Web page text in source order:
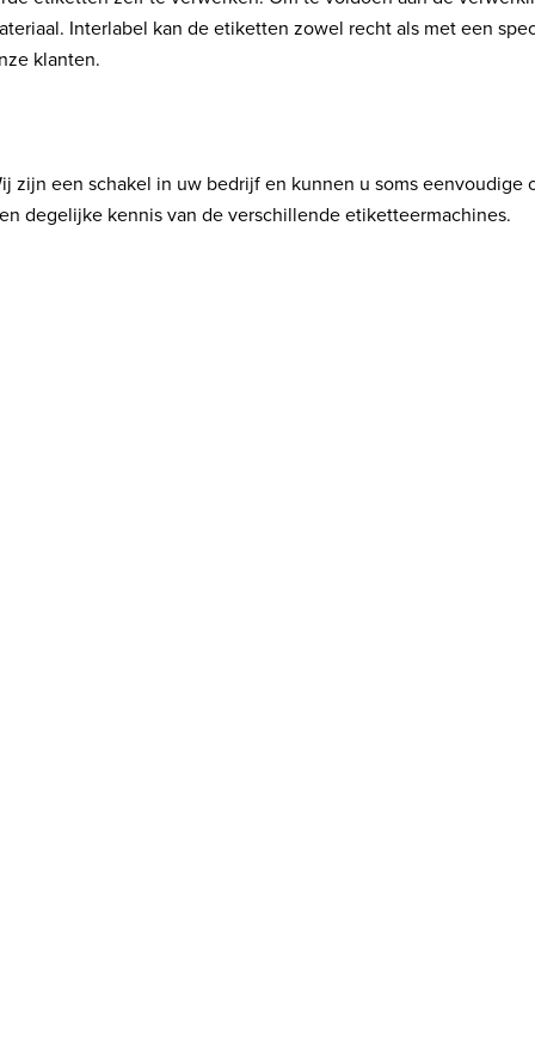
Interlabel kan de etiketten zowel recht als met een
klanten.
een schakel in uw bedrijf en kunnen u soms
degelijke kennis van de verschillende etiketteermachines.